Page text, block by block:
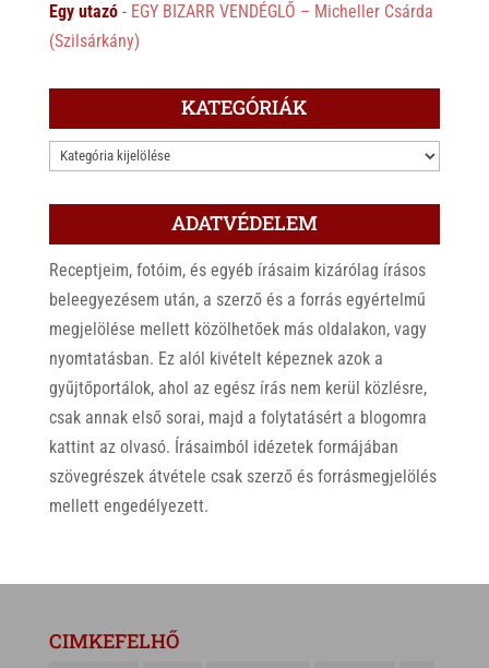
Egy utazó- EGY BIZARR VENDÉGLŐ – Micheller Csárda
(Szilsárkány)
KATEGÓRIÁK
KATEGÓRIÁK
ADATVÉDELEM
Receptjeim, fotóim, és egyéb írásaim kizárólag írásos
beleegyezésem után, a szerző és a forrás egyértelmű
megjelölése mellett közölhetőek más oldalakon, vagy
nyomtatásban. Ez alól kivételt képeznek azok a
gyűjtőportálok, ahol az egész írás nem kerül közlésre,
csak annak első sorai, majd a folytatásért a blogomra
kattint az olvasó. Írásaimból idézetek formájában
szövegrészek átvétele csak szerző és forrásmegjelölés
mellett engedélyezett.
CIMKEFELHŐ